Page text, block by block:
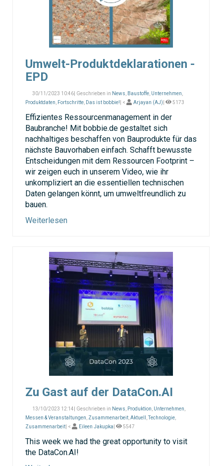
Umwelt-Produktdeklarationen -
EPD
30/11/2023 10:46| Geschrieben in News Baustoffe Unternehmen
Produktdaten
Fortschritte Das ist bobbie! | < Arjayan (AJ) 5173
Effizientes Ressourcenmanagement in der
Baubranche! Mit bobbie.de gestaltet sich
nachhaltiges beschaffen von Bauprodukte für das
nächste Bauvorhaben einfach. Schafft bewusste
Entscheidungen mit dem Ressourcen Footprint –
wir zeigen euch in unserem Video, wie ihr
unkompliziert an die essentiellen technischen
Daten gelangen könnt, um umweltfreundlich zu
bauen.
Weiterlesen
Zu Gast auf der DataCon.AI
13/10/2023 12:14| Geschrieben in News Produktion Unternehmen
Messen & Veranstaltungen Zusammenarbeit Aktuell ,Technologie
Zusammenarbeit | < Eileen Jakupka 5547
This week we had the great opportunity to visit
the DataCon.AI!